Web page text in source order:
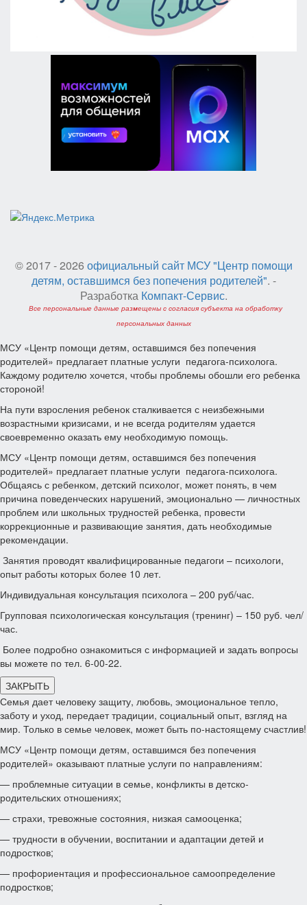
© 2017 - 2026 официальный сайт МСУ "Центр помощи
детям, оставшимся без попечения родителей". -
Разработка Компакт-Сервис.
Все персональные данные размещены с согласия субъекта на обработку
персональных данных
МСУ «Центр помощи детям, оставшимся без попечения
родителей» предлагает платные услуги педагога-психолога.
Каждому родителю хочется, чтобы проблемы обошли его ребенка
стороной!
На пути взросления ребенок сталкивается с неизбежными
возрастными кризисами, и не всегда родителям удается
своевременно оказать ему необходимую помощь.
МСУ «Центр помощи детям, оставшимся без попечения
родителей» предлагает платные услуги педагога-психолога.
Общаясь с ребенком, детский психолог, может понять, в чем
причина поведенческих нарушений, эмоционально — личностных
проблем или школьных трудностей ребенка, провести
коррекционные и развивающие занятия, дать необходимые
рекомендации.
Занятия проводят квалифицированные педагоги – психологи,
опыт работы которых более 10 лет.
Индивидуальная консультация психолога – 200 руб/час.
Групповая психологическая консультация (тренинг) – 150 руб. чел/
час.
Более подробно ознакомиться с информацией и задать вопросы
вы можете по тел. 6-00-22.
ЗАКРЫТЬ
Семья дает человеку защиту, любовь, эмоциональное тепло,
заботу и уход, передает традиции, социальный опыт, взгляд на
мир. Только в семье человек, может быть по-настоящему счастлив!
МСУ «Центр помощи детям, оставшимся без попечения
родителей» оказывают платные услуги по направлениям:
— проблемные ситуации в семье, конфликты в детско-
родительских отношениях;
— страхи, тревожные состояния, низкая самооценка;
— трудности в обучении, воспитании и адаптации детей и
подростков;
— профориентация и профессиональное самоопределение
подростков;